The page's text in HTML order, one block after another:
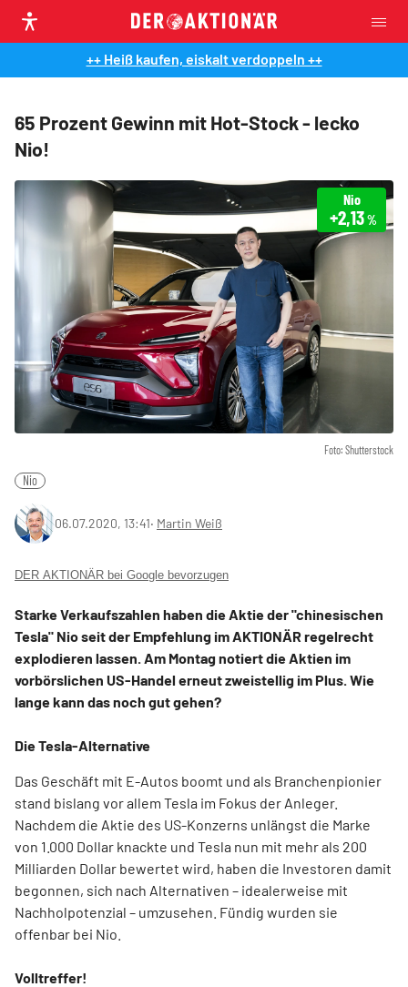
++ Heiß kaufen, eiskalt verdoppeln ++
65 Prozent Gewinn mit Hot-Stock - lecko
Nio!
Foto: Shutterstock
Nio
+2,13%
Nio
06.07.2020, 13:41‧ Martin Weiß
DER AKTIONÄR bei Google bevorzugen
Starke Verkaufszahlen haben die Aktie der "chinesischen
Tesla" Nio seit der Empfehlung im AKTIONÄR regelrecht
explodieren lassen. Am Montag notiert die Aktien im
vorbörslichen US-Handel erneut zweistellig im Plus. Wie
lange kann das noch gut gehen?
Die Tesla-Alternative
Das Geschäft mit E-Autos boomt und als Branchenpionier
stand bislang vor allem Tesla im Fokus der Anleger.
Nachdem die Aktie des US-Konzerns unlängst die Marke
von 1.000 Dollar knackte und Tesla nun mit mehr als 200
Milliarden Dollar bewertet wird, haben die Investoren damit
begonnen, sich nach Alternativen – idealerweise mit
Nachholpotenzial – umzusehen. Fündig wurden sie
offenbar bei Nio.
Volltreffer!